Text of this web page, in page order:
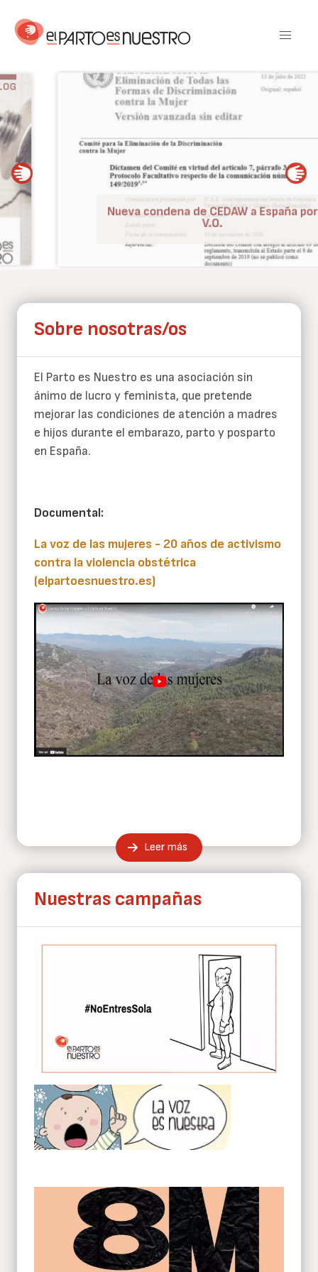
contenido
Nueva condena de CEDAW a España por
BLOG
Sobre nosotras/os
El Parto es Nuestro es una asociación sin
ánimo de lucro y feminista, que pretende
mejorar las condiciones de atención a madres
e hijos durante el embarazo, parto y posparto
en España.
Documental:
La voz de las mujeres - 20 años de activismo
contra la violencia obstétrica
(elpartoesnuestro.es)
Leer más
Nuestras campañas